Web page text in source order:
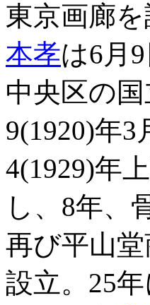
東京画廊
本孝は6月
中央区の
9(1920)年
4(1929)年
し、8年、
再び平山
設立。25